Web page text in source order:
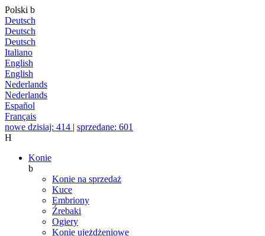
Polski b
Deutsch
Deutsch
Deutsch
Italiano
English
English
Nederlands
Nederlands
Español
Français
nowe dzisiaj: 414 | sprzedane: 601
H
Konie
b
Konie na sprzedaż
Kuce
Embriony
Źrebaki
Ogiery
Konie ujeżdżeniowe